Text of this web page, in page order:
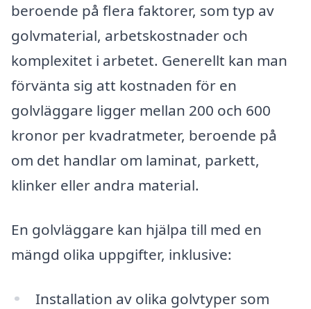
beroende på flera faktorer, som typ av
golvmaterial, arbetskostnader och
komplexitet i arbetet. Generellt kan man
förvänta sig att kostnaden för en
golvläggare ligger mellan 200 och 600
kronor per kvadratmeter, beroende på
om det handlar om laminat, parkett,
klinker eller andra material.
En golvläggare kan hjälpa till med en
mängd olika uppgifter, inklusive:
Installation av olika golvtyper som